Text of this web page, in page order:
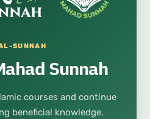
SUNNAH
Sunnah
courses and continue
beneficial knowledge.